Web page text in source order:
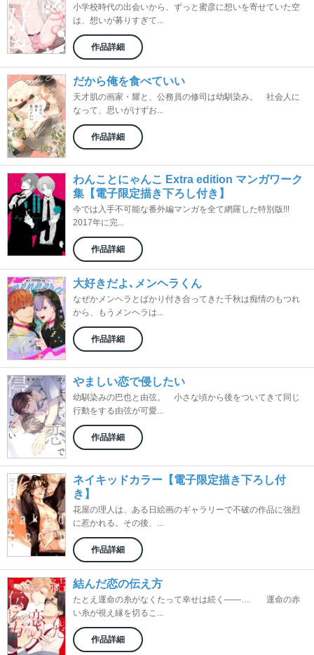
小学校時代の出会いから、ずっと蜜彦に想いを寄せていた空
は、想いが募りすぎて...
作品詳細
だから俺を食べていい
天才肌の画家・耀と、公務員の修司は幼馴染み。 社会人に
なって、思いがけずお...
作品詳細
わんことにゃんこ Extra edition マンガワーク
集【電子限定描き下ろし付き】
今では入手不可能な番外編マンガを全て網羅した特別版!!!
2017年に完...
作品詳細
大好きだよ､メンヘラくん
なぜかメンヘラとばかり付き合ってきた千秋は痴情のもつれ
から、もうメンヘラは...
作品詳細
やましい恋で侵したい
幼馴染みの巴也と由弦。 小さな頃から後をついてきて同じ
行動をする由弦が可愛...
作品詳細
ネイキッドカラー【電子限定描き下ろし付
き】
花屋の理人は、ある日絵画のギャラリーで不破の作品に強烈
に惹かれる。その後、...
作品詳細
結んだ恋の伝え方
たとえ運命の糸がなくたって幸せは続く――… 運命の赤
い糸が視え縁を切るこ...
作品詳細